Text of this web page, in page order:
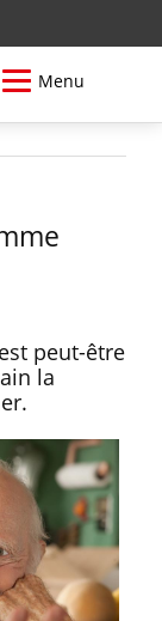
Menu
peut-être
la